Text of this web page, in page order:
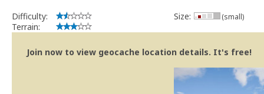
Difficulty:
Terrain:
Size: (small)
Join now to view geocache location details. It's free!